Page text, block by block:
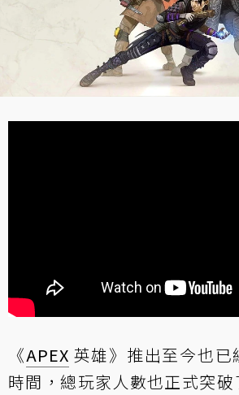
《APEX 英雄》推出至今也已
時間，總玩家人數也正式突